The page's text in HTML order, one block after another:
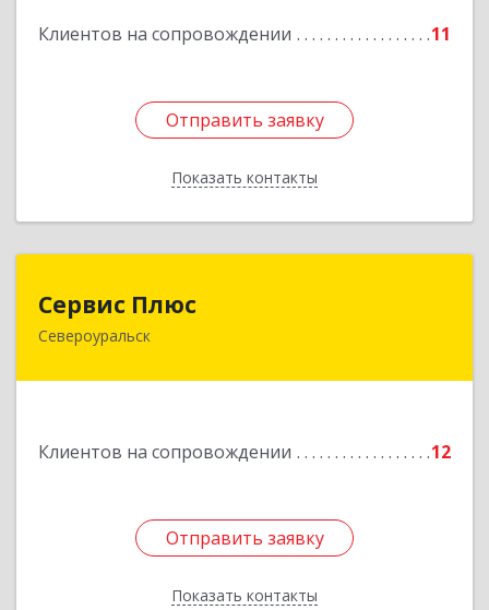
Клиентов на сопровождении 11
Отправить заявку
Показать контакты
Подробнее
Отправить заявку
Назад
Сервис Плюс
Североуральск
Клиентов на сопровождении 12
Отправить заявку
Показать контакты
624480, Свердловская обл, Североуральск г,
Отправить заявку
Назад